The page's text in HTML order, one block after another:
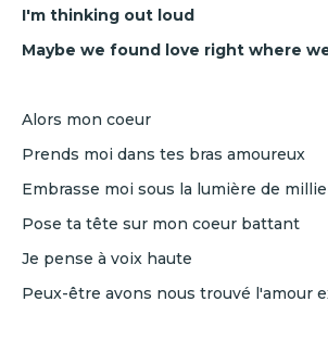
I'm thinking out loud
Maybe we found love right where
Alors mon coeur
Prends moi dans tes bras amoureux
Embrasse moi sous la lumière de
Pose ta tête sur mon coeur battant
Je pense à voix haute
Peux-être avons nous trouvé l'amour